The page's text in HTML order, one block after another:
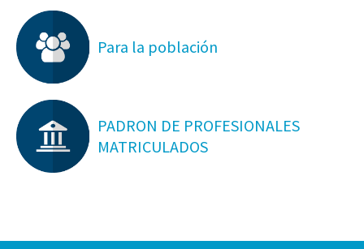
Para la población
PADRON DE PROFESIONALES
MATRICULADOS